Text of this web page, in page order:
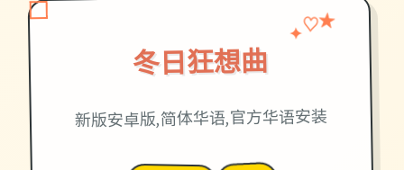
冬日狂想曲
✦♡★
新版安卓版,简体华语,官方华语安装